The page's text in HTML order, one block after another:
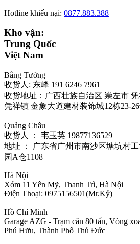
Hotline khiếu nại: 0877.883.388
Kho vận:
Trung Quốc
Việt Nam
Bằng Tường
收货人: 东峰 191 6246 7961
收货地址：广西壮族自治区 崇左市
凭祥镇 金象大道建材装饰城12栋23-
Quảng Châu
收货人 ： 韦玉英 19877136529‬
地址 ： 广东省广州市南沙区塘坑村
园A仓1108
Hà Nội
Xóm 11 Yên Mỹ, Thanh Trì, Hà Nội
Điện Thoại: 0975156501(Mr.Kỷ)
Hồ Chí Minh
Garage AZG - Trạm cân 80 tấn, Vòng
Phú Hữu, Thành Phố Thủ Đức